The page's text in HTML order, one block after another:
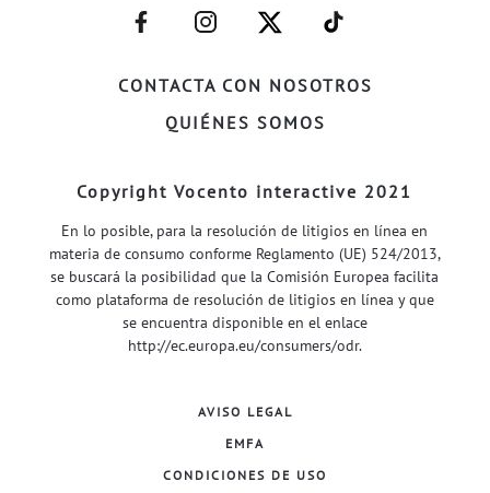
CONTACTA CON NOSOTROS
QUIÉNES SOMOS
–
FACEBOOK–
–
INSTAGRAM–
–
TWITTER–
–
WELIFE–
Copyright Vocento interactive 2021
En lo posible, para la resolución de litigios en línea en
materia de consumo conforme Reglamento (UE) 524/2013,
se buscará la posibilidad que la Comisión Europea facilita
como plataforma de resolución de litigios en línea y que
se encuentra disponible en el enlace
http://ec.europa.eu/consumers/odr.
AVISO LEGAL
EMFA
CONDICIONES DE USO